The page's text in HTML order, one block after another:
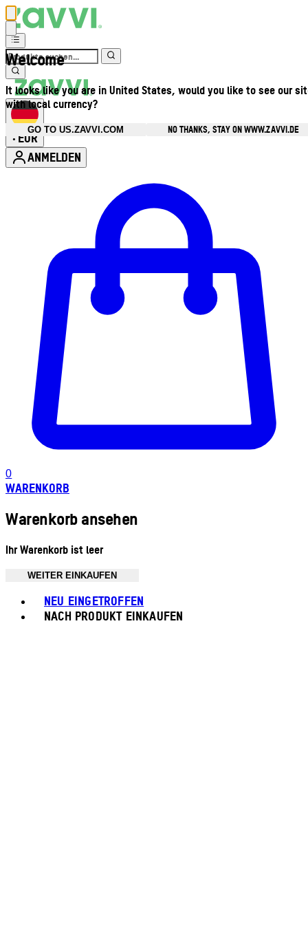
Welcome
It looks like you are in United States, would you like to see our
with local currency?
GO TO US.ZAVVI.COM
NO THANKS, STAY ON WWW.ZAVVI.DE
• EUR
ANMELDEN
0
WARENKORB
Warenkorb ansehen
Ihr Warenkorb ist leer
WEITER EINKAUFEN
NEU EINGETROFFEN
NACH PRODUKT EINKAUFEN